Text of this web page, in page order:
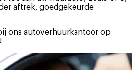
aftrek, goedgekeurde
ons autoverhuurkantoor op